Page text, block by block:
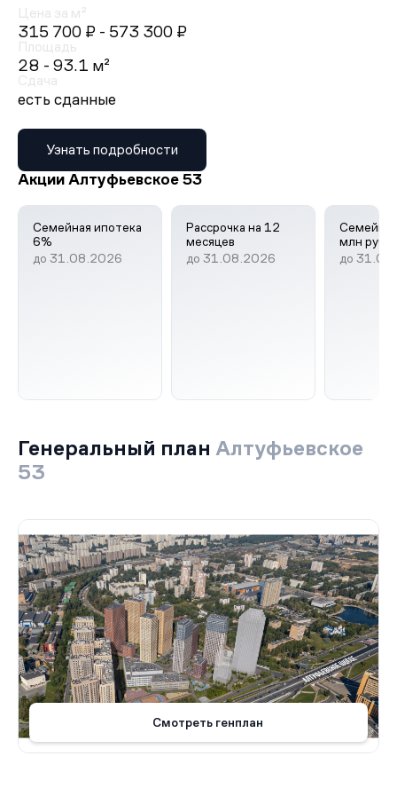
Цена за м²
315 700 ₽ - 573 300 ₽
Площадь
28 - 93.1 м²
Сдача
есть сданные
Узнать подробности
Акции Алтуфьевское 53
Семейная ипотека
6%
до 31.08.2026
Рассрочка на 12
месяцев
до 31.08.2026
млн руб.
до
Генеральный план Алтуфьевское
53
Смотреть генплан